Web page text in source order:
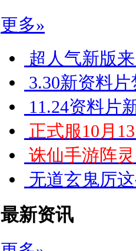
更多»
超人气新版
3.30新资料
11.24资料片
正式服10月
诛仙手游阵
无道玄鬼厉
最新资讯